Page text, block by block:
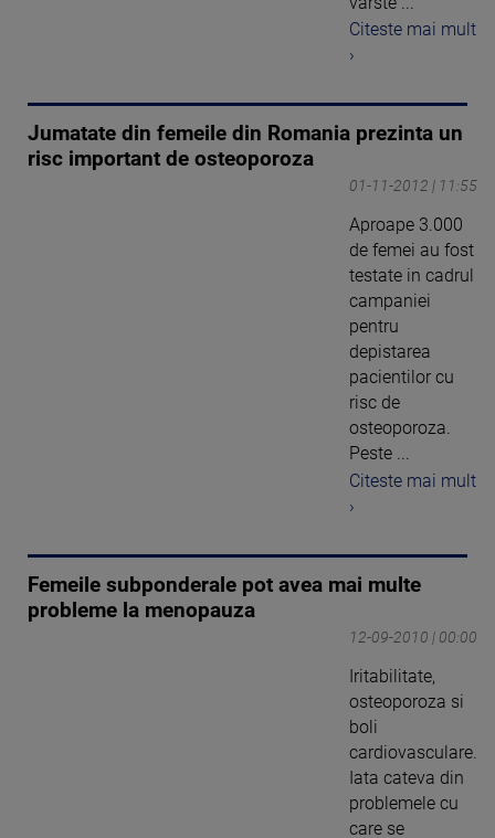
Citeste mai mult
›
Jumatate din femeile din Romania prezinta un
risc important de osteoporoza
01-11-2012 | 11:55
Aproape 3.000
de femei au fost
testate in cadrul
campaniei
pentru
depistarea
pacientilor cu
risc de
osteoporoza.
Peste ...
Citeste mai mult
›
Femeile subponderale pot avea mai multe
probleme la menopauza
12-09-2010 | 00:00
Iritabilitate,
osteoporoza si
boli
cardiovasculare.
Iata cateva din
problemele cu
care se